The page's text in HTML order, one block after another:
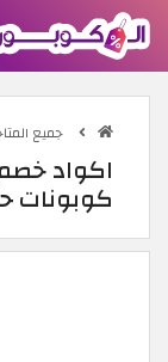
جميع
كوبونات حتى 75%